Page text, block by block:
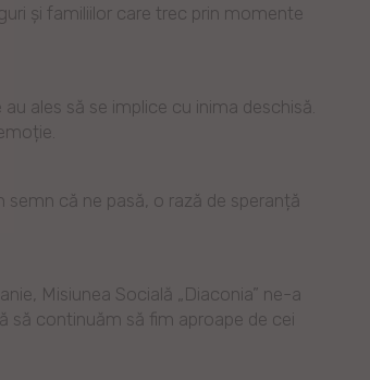
și familiilor care trec prin momente
ales să se implice cu inima deschisă.
că ne pasă, o rază de speranță
Misiunea Socială „Diaconia” ne-a
să continuăm să fim aproape de cei